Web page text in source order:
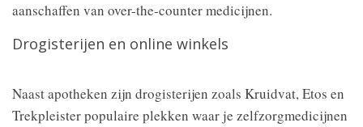
aanschaffen van over-the-counter medicijnen.
Drogisterijen en online winkels
Naast apotheken zijn drogisterijen zoals Kruidvat, Etos en
Trekpleister populaire plekken waar je zelfzorgmedicijnen